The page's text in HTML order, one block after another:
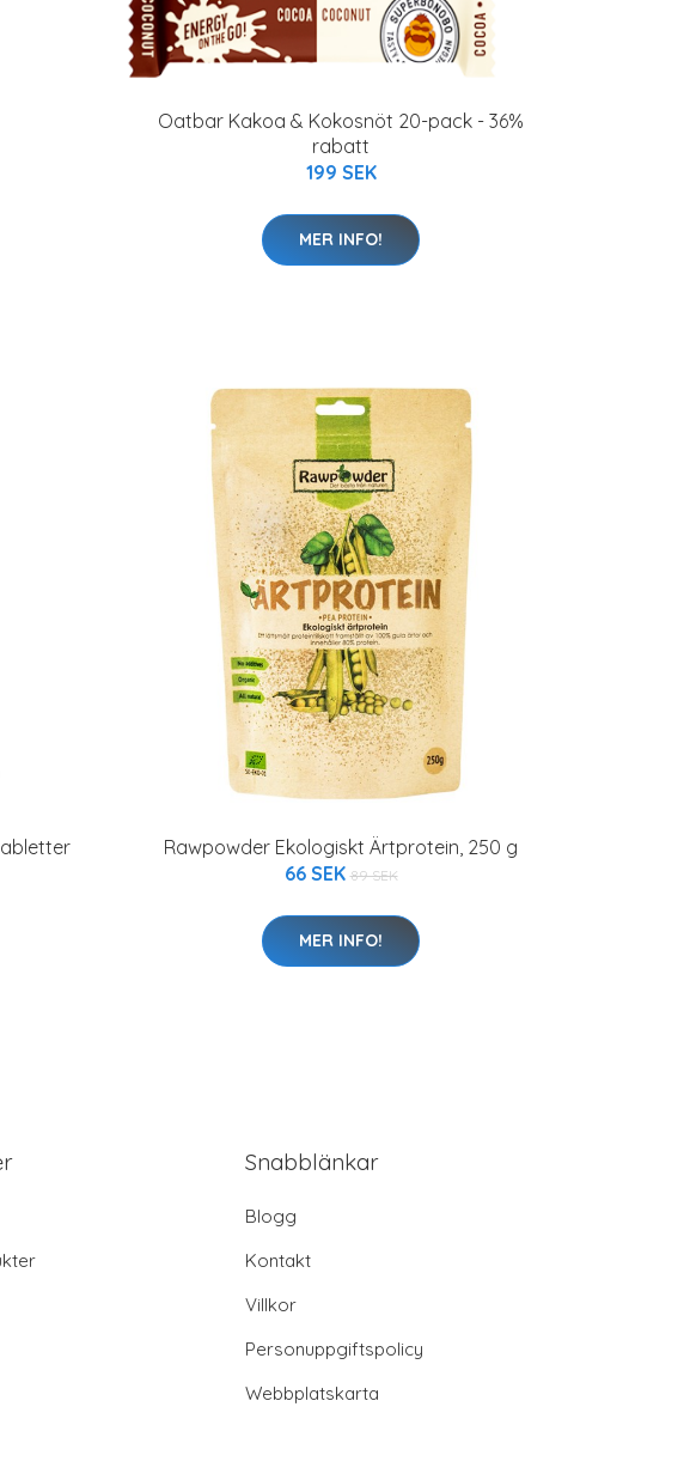
Oatbar Kakoa & Kokosnöt 20-pack - 36%
rabatt
199 SEK
MER INFO!
Rawpowder Ekologiskt Ärtprotein, 250 g
66 SEK 89 SEK
MER INFO!
Snabblänkar
Blogg
Kontakt
Villkor
Personuppgiftspolicy
Webbplatskarta